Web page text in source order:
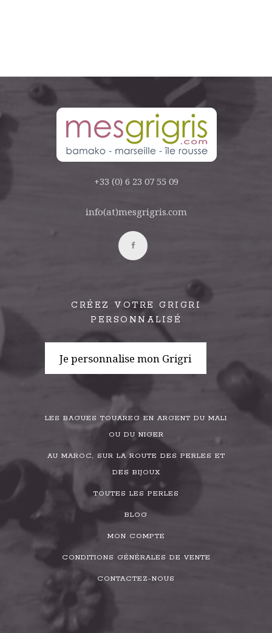
+33 (0) 6 23 07 55 09
info(at)mesgrigris.com
CRÉEZ VOTRE GRIGRI
PERSONNALISÉ
Je personnalise mon Grigri
LES BAGUES TOUAREG EN ARGENT DU MALI
OU DU NIGER
AU MAROC, SUR LA ROUTE DES PERLES ET
DES BIJOUX
TOUTES LES PERLES
BLOG
MON COMPTE
CONDITIONS GÉNÉRALES DE VENTE
CONTACTEZ-NOUS